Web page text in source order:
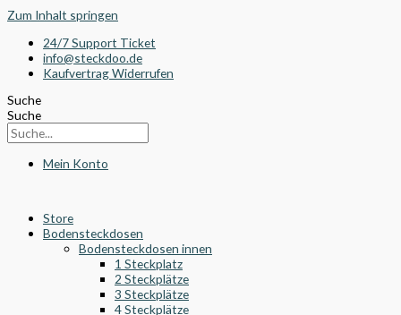
Zum Inhalt springen
24/7 Support Ticket
info@steckdoo.de
Kaufvertrag Widerrufen
Suche
Suche
Mein Konto
Store
Bodensteckdosen
Bodensteckdosen innen
1 Steckplatz
2 Steckplätze
3 Steckplätze
4 Steckplätze